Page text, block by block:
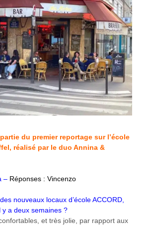
du premier reportage sur l’école
réalisé par le duo Annina &
– Réponses : Vincenzo
nouveaux locaux d’école ACCORD,
a deux semaines ?
et très jolie, par rapport aux